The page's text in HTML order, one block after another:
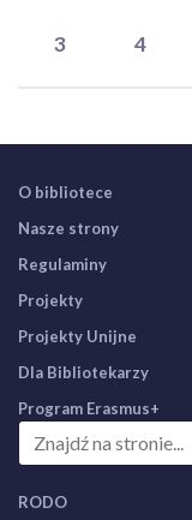
3 4
O bibliotece
Nasze strony
Regulaminy
Projekty
Projekty Unijne
Dla Bibliotekarzy
Program Erasmus+
RODO